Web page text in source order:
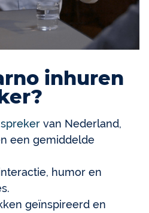
inhuren
van Nederland,
een gemiddelde
humor en
geïnspireerd en